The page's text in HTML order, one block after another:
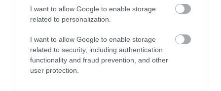
I want to allow Google to enable storage
related to personalization.
I want to allow Google to enable storage
related to security, including authentication
functionality and fraud prevention, and other
user protection.